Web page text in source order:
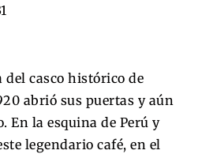
del casco histórico de
abrió sus puertas y aún
En la esquina de Perú y
legendario café, en el